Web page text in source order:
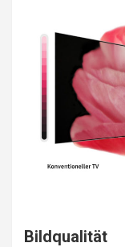
Bildqualität